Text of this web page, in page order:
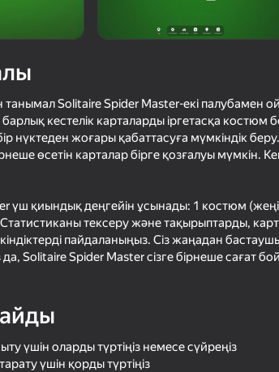
Ойыншыларды бағалау
Ойнау
Ойын туралы
Solitaire Spider Master-екі палубамен
барлық кестелік карталарды іргетасқа
нүктеден жоғары қабаттасуға мүмкіндік беру.
өсетін карталар бірге қозғалуы мүмкін.
үш қиындық деңгейін ұсынады: 1 костюм
тексеру және тақырыптарды,
пайдаланыңыз. Сіз жаңадан
Solitaire Spider Master сізге бірнеше сағат
үшін оларды түртіңіз немесе сүйреңіз
үшін қорды түртіңіз